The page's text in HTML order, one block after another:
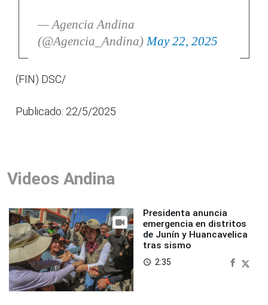
— Agencia Andina
(@Agencia_Andina) May 22, 2025
(FIN) DSC/
Publicado: 22/5/2025
Videos Andina
Presidenta anuncia
emergencia en distritos
de Junín y Huancavelica
tras sismo
access_time 2:35